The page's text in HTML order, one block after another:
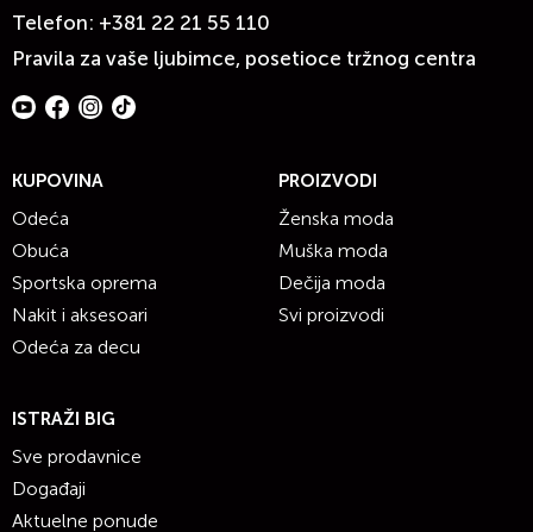
Telefon: +381 22 21 55 110
Pravila za vaše ljubimce, posetioce tržnog centra
KUPOVINA
Odeća
Obuća
Sportska oprema
Nakit i aksesoari
Odeća za decu
PROIZVODI
Ženska moda
Muška moda
Dečija moda
Svi proizvodi
ISTRAŽI BIG
Sve prodavnice
Događaji
Aktuelne ponude